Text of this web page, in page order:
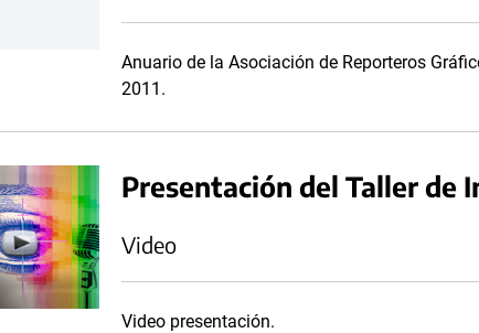
Anuario de la Asociación de Reporteros
2011.
Presentación del Taller de
Video
Video presentación.